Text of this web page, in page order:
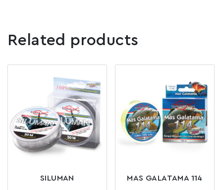
Related products
SILUMAN MAS GALATAMA 114